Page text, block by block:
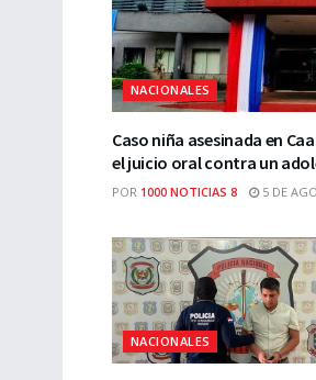
NACIONALES
Caso niña asesinada en
el juicio oral contra un
POR 1000 NOTICIAS 8 5 DE
NACIONALES